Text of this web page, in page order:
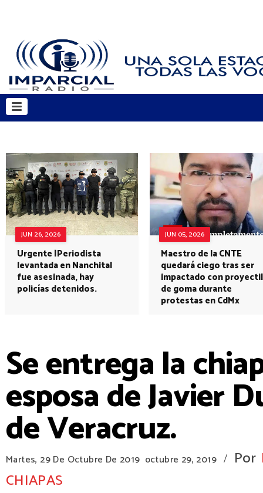
JUN 26, 2026
Urgente |Periodista
levantada en Nanchital
fue asesinada, hay
policías detenidos.
JUN 05, 2026
Maestro de la CNTE
quedará ciego tras ser
impactado con proyectil
de goma durante
protestas en CdMx
Se entrega la
esposa de Javier
de Veracruz.
Martes, 29 De Octubre De 2019 octubre 29, 2019 / Por
CHIAPAS